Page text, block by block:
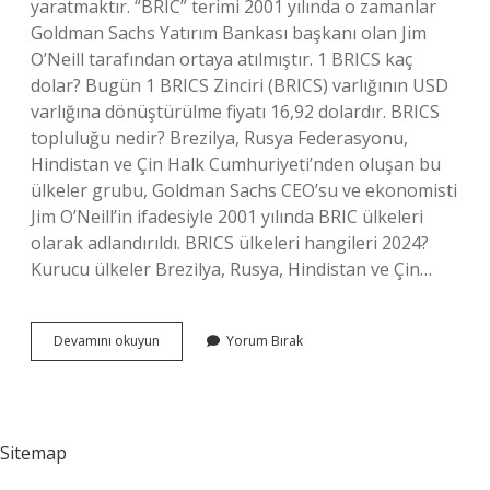
yaratmaktır. “BRIC” terimi 2001 yılında o zamanlar
Goldman Sachs Yatırım Bankası başkanı olan Jim
O’Neill tarafından ortaya atılmıştır. 1 BRICS kaç
dolar? Bugün 1 BRICS Zinciri (BRICS) varlığının USD
varlığına dönüştürülme fiyatı 16,92 dolardır. BRICS
topluluğu nedir? Brezilya, Rusya Federasyonu,
Hindistan ve Çin Halk Cumhuriyeti’nden oluşan bu
ülkeler grubu, Goldman Sachs CEO’su ve ekonomisti
Jim O’Neill’in ifadesiyle 2001 yılında BRIC ülkeleri
olarak adlandırıldı. BRICS ülkeleri hangileri 2024?
Kurucu ülkeler Brezilya, Rusya, Hindistan ve Çin…
Devamını okuyun
Ne
Yorum Bırak
Sitemap